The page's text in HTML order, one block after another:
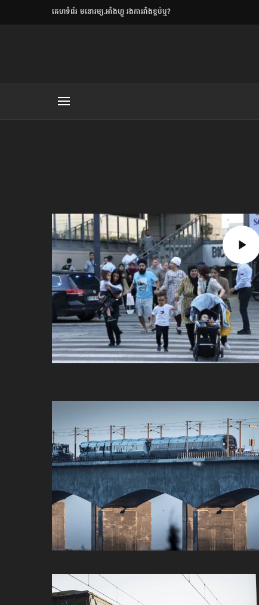
​គេហទំព័រ មនោរម្យ.អាំងហ្វូ រងការរាំងខ្ទប់ឬ?
ខឹម វាសនា ថា«ស្រី
ចរិតថោក»​ស្លៀកពាក់
ប្រពៃណី​«ដេញប្រុស»
អឹមបាពេ ប្រកាសជាផ្លូវការ
ចាកចេញពីក្រុម ប៉ារីស
ថើបមាត់ ៖ ក្រុមកីឡាការិនី​
ផ្អាកលេង​​បើប្រធានសហព័ន្ធ​